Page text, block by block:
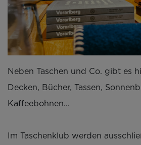
Neben Taschen und Co. gibt es
Decken, Bücher, Tassen,
Kaffeebohnen...
Im Taschenklub werden